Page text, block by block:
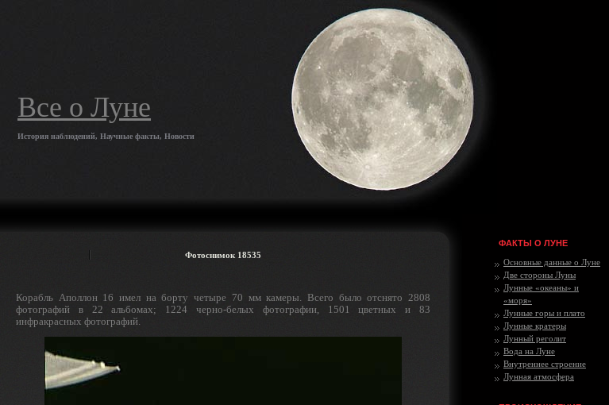
Все о Луне
История наблюдений, Научные факты, Новости
Фотоснимок 18535
Корабль Аполлон 16 имел на борту четыре 70 мм камеры. Всего было отснято 2808
фотографий в 22 альбомах; 1224 черно-белых фотографии, 1501 цветных и 83
инфракрасных фотографий.
ФАКТЫ О ЛУНЕ
Основные данные о Луне
Две стороны Луны
Лунные «океаны» и
«моря»
Лунные горы и плато
Лунные кратеры
Лунный реголит
Вода на Луне
Внутреннее строение
Лунная атмосфера